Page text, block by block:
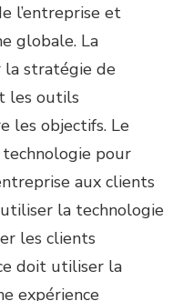
l’entreprise et
globale. La
stratégie de
les outils
les objectifs. Le
pour
aux clients
la technologie
les clients
doit utiliser la
expérience